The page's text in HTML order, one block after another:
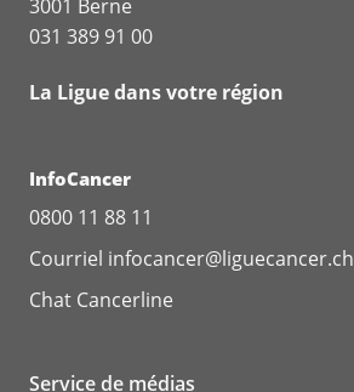
3001 Berne
031 389 91 00
La Ligue dans votre région
InfoCancer
0800 11 88 11
Courriel infocancer@liguecancer.ch
Chat Cancerline
Service de médias